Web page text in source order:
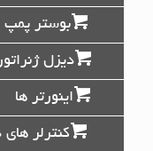
بوستر
دیزل
کنترلر